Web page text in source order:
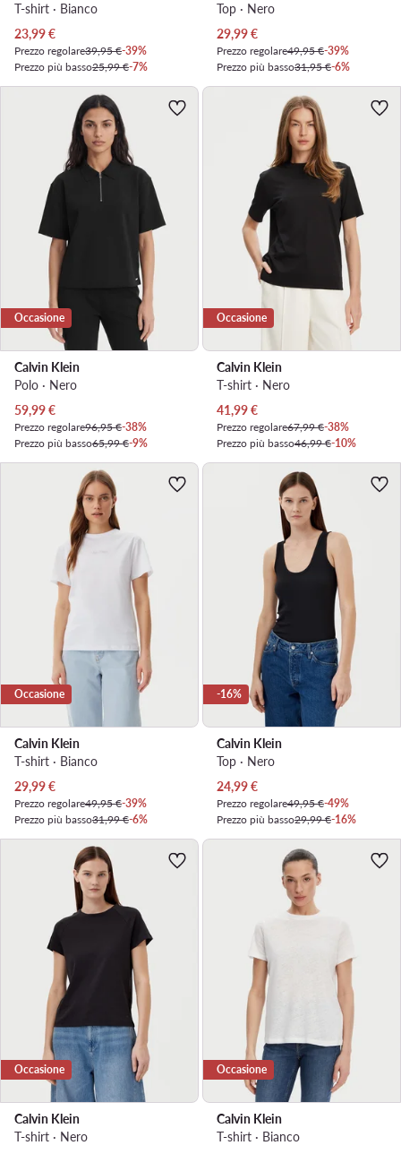
T-shirt · Bianco
Prezzo attuale
23,99€
Prezzo regolare39,95 €-39%
Prezzo più basso25,99 €-7%
Top · Nero
Prezzo attuale
29,99€
Prezzo regolare49,95 €-39%
Prezzo più basso31,95 €-6%
Occasione
Calvin Klein
Polo · Nero
Prezzo attuale
59,99€
Prezzo regolare96,95 €-38%
Prezzo più basso65,99 €-9%
Occasione
Calvin Klein
T-shirt · Nero
Prezzo attuale
41,99€
Prezzo regolare67,99 €-38%
Prezzo più basso46,99 €-10%
Occasione
Calvin Klein
T-shirt · Bianco
Prezzo attuale
29,99€
Prezzo regolare49,95 €-39%
Prezzo più basso31,99 €-6%
-16%
Calvin Klein
Top · Nero
Prezzo attuale
24,99€
Prezzo regolare49,95 €-49%
Prezzo più basso29,99 €-16%
Occasione
Calvin Klein
T-shirt · Nero
Occasione
Calvin Klein
T-shirt · Bianco